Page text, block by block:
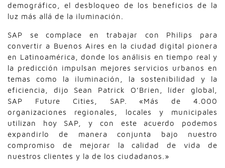
demográfico, el desbloqueo de los beneficios de la
luz más allá de la iluminación.
SAP se complace en trabajar con Philips para
convertir a Buenos Aires en la ciudad digital pionera
en Latinoamérica, donde los análisis en tiempo real y
la predicción impulsan mejores servicios urbanos en
temas como la iluminación, la sostenibilidad y la
eficiencia, dijo Sean Patrick O’Brien, líder global,
SAP Future Cities, SAP. «Más de 4.000
organizaciones regionales, locales y municipales
utilizan hoy SAP, y con este acuerdo podemos
expandirlo de manera conjunta bajo nuestro
compromiso de mejorar la calidad de vida de
nuestros clientes y la de los ciudadanos.»